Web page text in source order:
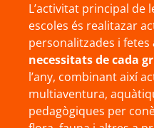
L’activitat principal de
escoles és realitazar
personalitzades i fetes
necessitats de cada
l’any, combinant així
multiaventura,
pedagògiques per